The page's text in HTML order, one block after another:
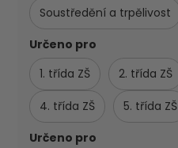
Soustředění a trpělivost
Určeno pro
1. třída ZŠ
2. třída ZŠ
4. třída ZŠ
5. třída ZŠ
Určeno pro